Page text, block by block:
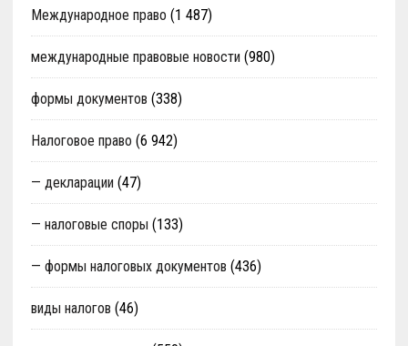
Международное право (1 487)
международные правовые новости (980)
формы документов (338)
Налоговое право (6 942)
— декларации (47)
— налоговые споры (133)
— формы налоговых документов (436)
виды налогов (46)